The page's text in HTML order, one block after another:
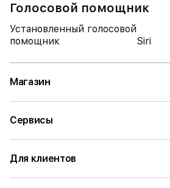
Голосовой помощник
Установленный голосовой
помощник
Siri
Магазин
Сервисы
Для клиентов